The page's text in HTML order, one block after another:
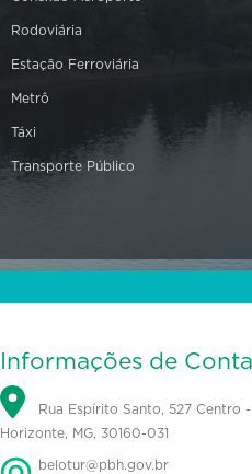
Rodoviária
Estação Ferroviária
Metrô
Táxi
Transporte Público
Informações de
Rua Espírito Santo, 527 Centro
Horizonte, MG, 30160-031
belotur@pbh.gov.br